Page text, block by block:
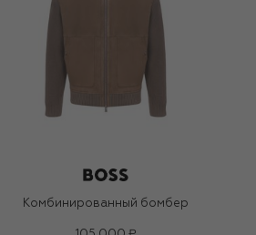
Комбинированный бомбер